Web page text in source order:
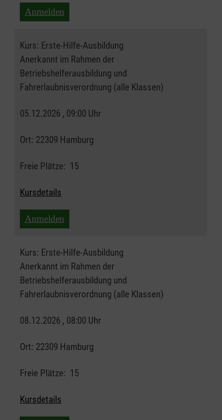
Anmelden
Kurs: Erste-Hilfe-Ausbildung
Anerkannt im Rahmen der
Betriebshelferausbildung und
Fahrerlaubnisverordnung (alle Klassen)
05.12.2026 , 09:00 Uhr
Ort: 22309 Hamburg
Freie Plätze: 15
Kursdetails
Anmelden
Kurs: Erste-Hilfe-Ausbildung
Anerkannt im Rahmen der
Betriebshelferausbildung und
Fahrerlaubnisverordnung (alle Klassen)
08.12.2026 , 08:00 Uhr
Ort: 22309 Hamburg
Freie Plätze: 15
Kursdetails